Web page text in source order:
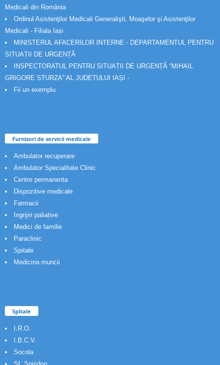
Medicali din România
Ordinul Asistenţilor Medicali Generalişti, Moaşelor şi Asistenţilor
Medicali - Filiala Iași
MINISTERUL AFACERILOR INTERNE - DEPARTAMENTUL PENTRU
SITUAȚII DE URGENȚĂ
INSPECTORATUL PENTRU SITUAȚII DE URGENȚĂ “MIHAIL
GRIGORE STURZA” AL JUDETULUI IAȘI -
Fii un exemplu
Furnizori de servicii medicale
Ambulator recuperare
Ambulator Specialitate Clinic
Centre permanenta
Dispozitive medicale
Farmacii
Ingrijiri paliative
Medici de familie
Paraclinic
Spitale
Medicina muncii
Spitale
I.R.O.
I.B.C.V.
Socola